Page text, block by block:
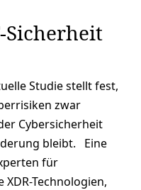
Sicherheit
Studie stellt fest,
zwar
Cybersicherheit
bleibt. Eine
für
Technologien,